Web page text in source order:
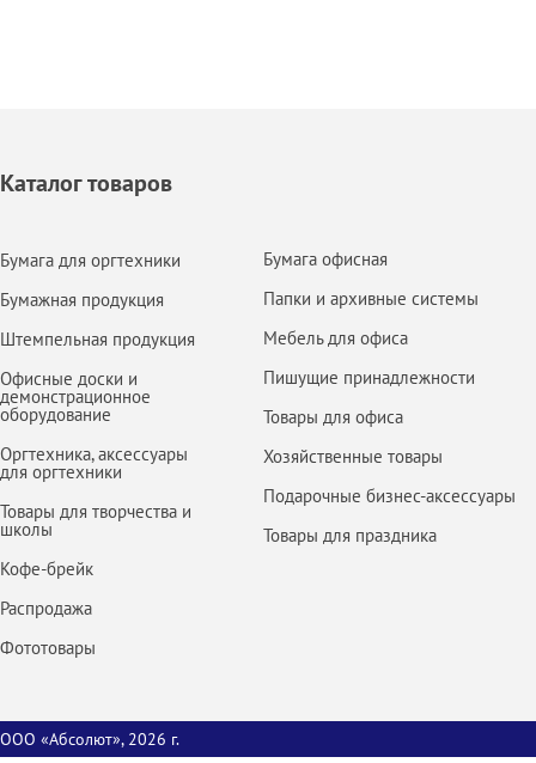
Каталог товаров
Бумага для оргтехники
Бумажная продукция
Штемпельная продукция
Офисные доски и
демонстрационное
оборудование
Оргтехника, аксессуары
для оргтехники
Товары для творчества и
школы
Кофе-брейк
Распродажа
Фототовары
Бумага офисная
Папки и архивные системы
Мебель для офиса
Пишущие принадлежности
Товары для офиса
Хозяйственные товары
Подарочные бизнес-аксессуары
Товары для праздника
ООО «Абсолют», 2026 г.